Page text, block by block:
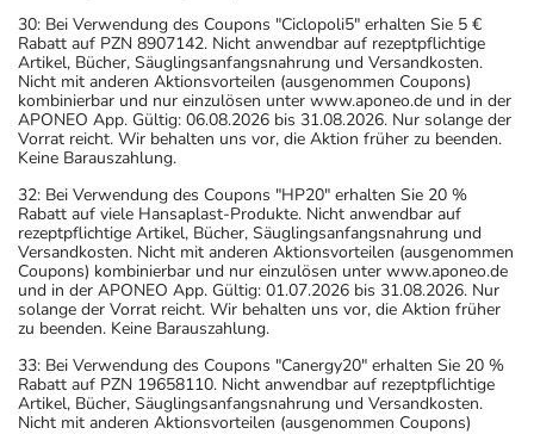
30: Bei Verwendung des Coupons "Ciclopoli5" erhalten Sie 5 €
Rabatt auf PZN 8907142. Nicht anwendbar auf rezeptpflichtige
Artikel, Bücher, Säuglingsanfangsnahrung und Versandkosten.
Nicht mit anderen Aktionsvorteilen (ausgenommen Coupons)
kombinierbar und nur einzulösen unter www.aponeo.de und in der
APONEO App. Gültig: 06.08.2026 bis 31.08.2026. Nur solange der
Vorrat reicht. Wir behalten uns vor, die Aktion früher zu beenden.
Keine Barauszahlung.
32: Bei Verwendung des Coupons "HP20" erhalten Sie 20 %
Rabatt auf viele Hansaplast-Produkte. Nicht anwendbar auf
rezeptpflichtige Artikel, Bücher, Säuglingsanfangsnahrung und
Versandkosten. Nicht mit anderen Aktionsvorteilen (ausgenommen
Coupons) kombinierbar und nur einzulösen unter www.aponeo.de
und in der APONEO App. Gültig: 01.07.2026 bis 31.08.2026. Nur
solange der Vorrat reicht. Wir behalten uns vor, die Aktion früher
zu beenden. Keine Barauszahlung.
33: Bei Verwendung des Coupons "Canergy20" erhalten Sie 20 %
Rabatt auf PZN 19658110. Nicht anwendbar auf rezeptpflichtige
Artikel, Bücher, Säuglingsanfangsnahrung und Versandkosten.
Nicht mit anderen Aktionsvorteilen (ausgenommen Coupons)